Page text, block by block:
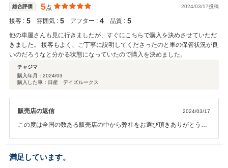
総合評価 5点 2024/03/17投稿
接客 : 5 雰囲気 : 5 アフター : 4 品質 : 5
他の車屋さんも見に行きましたが、すぐにこちらで購入を決めさせていただ
きました。 接客もよく、ご丁寧に説明してくださったのと車の保管状況が良
いのだろうなと分かる状態になっていたので購入を決めました。
チャジマ
購入年月： 2024/03
購入した車：日産 デイズルークス
販売店の返信 2024/03/17
この度は全国の数ある販売店の中から弊社をお選び頂きありがとうご
ましたらいつでもお気軽にご連絡ください。今後ともご愛顧のほどお
願い申し上げます.。
満足しています。